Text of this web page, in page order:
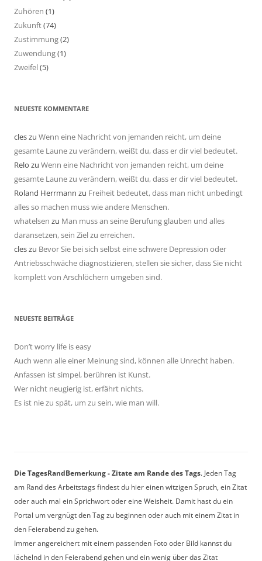
Zuhören (1)
Zukunft(74)
Zustimmung(2)
Zuwendung(1)
Zweifel(5)
NEUESTE KOMMENTARE
cleszu Wenn eine Nachricht von jemanden reicht, um deine
gesamte Laune zu verändern, weißt du, dass er dir viel bedeutet.
Relo zu Wenn eine Nachricht von jemanden reicht, um deine
gesamte Laune zu verändern, weißt du, dass er dir viel bedeutet.
Roland Herrmann zu Freiheit bedeutet, dass man nicht unbedingt
alles so machen muss wie andere Menschen.
whatelsen zu Man muss an seine Berufung glauben und alles
daransetzen, sein Ziel zu erreichen.
cleszu Bevor Sie bei sich selbst eine schwere Depression oder
Antriebsschwäche diagnostizieren, stellen sie sicher, dass Sie nicht
komplett von Arschlöchern umgeben sind.
NEUESTE BEITRÄGE
Don’t worry life is easy
Auch wenn alle einer Meinung sind, können alle Unrecht haben.
Anfassen ist simpel, berühren ist Kunst.
Wer nicht neugierig ist, erfährt nichts.
Es ist nie zu spät, um zu sein, wie man will.
Die TagesRandBemerkung - Zitate am Rande des Tags. Jeden Tag
am Rand des Arbeitstags findest du hier einen witzigen Spruch, ein Zitat
oder auch mal ein Sprichwort oder eine Weisheit. Damit hast du ein
Portal um vergnügt den Tag zu beginnen oder auch mit einem Zitat in
den Feierabend zu gehen.
Immer angereichert mit einem passenden Foto oder Bild kannst du
lächelnd in den Feierabend gehen und ein wenig über das Zitat